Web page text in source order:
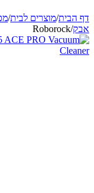
דף הבית/מוצרים לבית/
אבק/
Roborock